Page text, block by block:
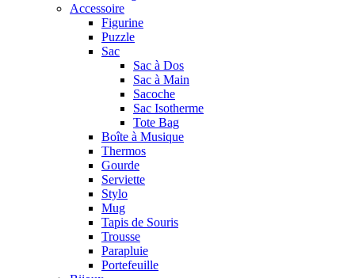
Accessoire
Figurine
Puzzle
Sac
Sac à Dos
Sac à Main
Sacoche
Sac Isotherme
Tote Bag
Boîte à Musique
Thermos
Gourde
Serviette
Stylo
Mug
Tapis de Souris
Trousse
Parapluie
Portefeuille